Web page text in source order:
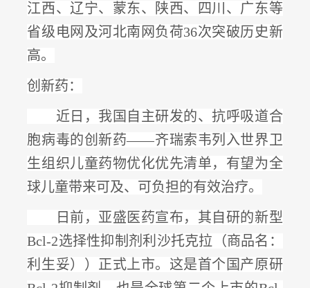
江西、辽宁、蒙东、陕西、四川、广东等
省级电网及河北南网负荷36次突破历史新
高。
创新药：
近日，我国自主研发的、抗呼吸道合
胞病毒的创新药——齐瑞索韦列入世界卫
生组织儿童药物优化优先清单，有望为全
球儿童带来可及、可负担的有效治疗。
日前，亚盛医药宣布，其自研的新型
Bcl-2选择性抑制剂利沙托克拉（商品名：
利生妥））正式上市。这是首个国产原研